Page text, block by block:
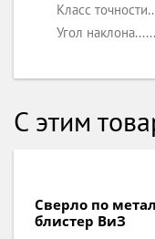
Класс точности
Угол наклона
С этим
Сверло по
блистер ВиЗ